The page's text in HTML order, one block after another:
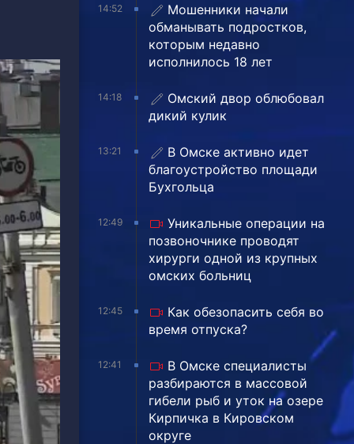
14:52
Мошенники начали
обманывать подростков,
которым недавно
исполнилось 18 лет
14:18
Омский двор облюбовал
дикий кулик
13:21
В Омске активно идет
благоустройство площади
Бухгольца
12:49
Уникальные операции на
позвоночнике проводят
хирурги одной из крупных
омских больниц
12:45
Как обезопасить себя во
время отпуска?
12:41
В Омске специалисты
разбираются в массовой
гибели рыб и уток на озере
Кирпичка в Кировском
округе